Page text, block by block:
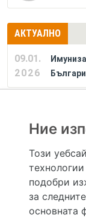
АКТУАЛНО
09.01.
2026
Hapche.bg НЕ е
консултации и
осигурява диагноза и
сродни специалисти и
хранителни добавки.
само и единствено за
Ние
Този
подобри
за
основната